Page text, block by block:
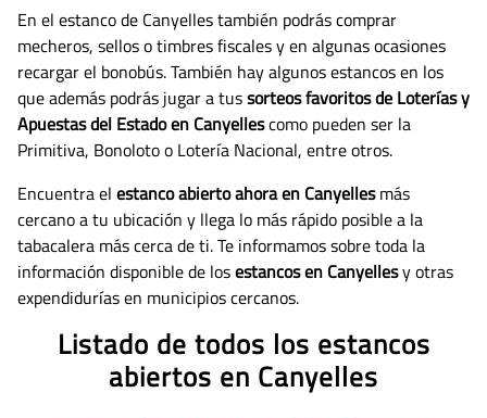
En el estanco de Canyelles también podrás comprar
mecheros, sellos o timbres fiscales y en algunas ocasiones
recargar el bonobús. También hay algunos estancos en los
que además podrás jugar a tussorteos favoritos de Loterías y
Apuestas del Estado en Canyellescomo pueden ser la
Primitiva, Bonoloto o Lotería Nacional, entre otros.
Encuentra el estanco abierto ahora en Canyellesmás
cercano a tu ubicación y llega lo más rápido posible a la
tabacalera más cerca de ti. Te informamos sobre toda la
información disponible de losestancos en Canyellesy otras
expendidurías en municipios cercanos.
Listado de todos los estancos
abiertos en Canyelles